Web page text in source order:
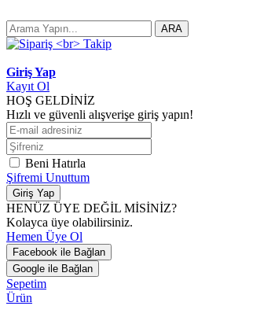
ARA
Giriş Yap
Kayıt Ol
HOŞ GELDİNİZ
Hızlı ve güvenli alışverişe giriş yapın!
Beni Hatırla
Şifremi Unuttum
Giriş Yap
HENÜZ ÜYE DEĞİL MİSİNİZ?
Kolayca üye olabilirsiniz.
Hemen Üye Ol
Facebook ile Bağlan
Google ile Bağlan
Sepetim
Ürün